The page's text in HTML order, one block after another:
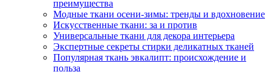
преимущества
Модные ткани осени-зимы: тренды и вдохновение
Искусственные ткани: за и против
Универсальные ткани для декора интерьера
Экспертные секреты стирки деликатных тканей
Популярная ткань эвкалипт: происхождение и
польза